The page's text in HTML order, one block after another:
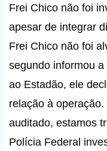
Frei Chico não foi
apesar de integrar
Frei Chico não foi
segundo informou
ao Estadão, ele
relação à
auditado, estamos
Polícia Federal